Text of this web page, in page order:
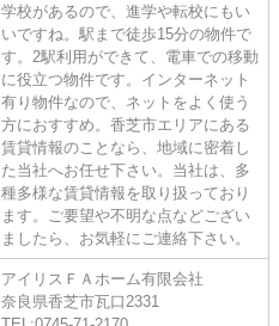
学校があるので、進学や転校にもい
いですね。駅まで徒歩15分の物件で
す。2駅利用ができて、電車での移動
に役立つ物件です。インターネット
有り物件なので、ネットをよく使う
方におすすめ。香芝市エリアにある
賃貸情報のことなら、地域に密着し
た当社へお任せ下さい。当社は、多
種多様な賃貸情報を取り扱っており
ます。ご要望や不明な点などござい
ましたら、お気軽にご連絡下さい。
アイリスＦＡホーム有限会社
奈良県香芝市瓦口2331